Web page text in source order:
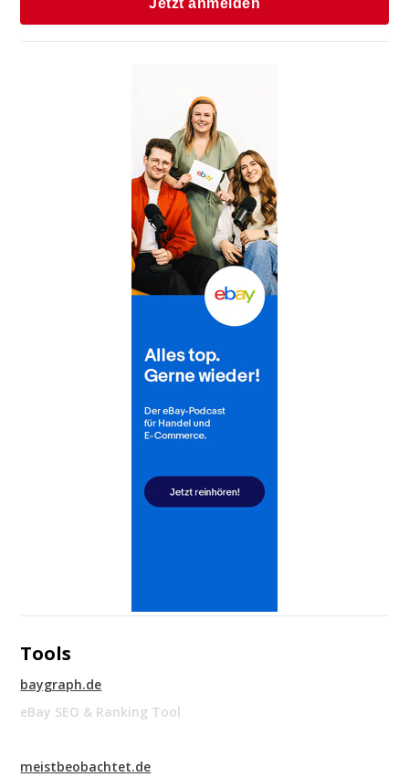
Tools
baygraph.de
eBay SEO & Ranking Tool
meistbeobachtet.de